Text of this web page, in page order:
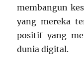
membangun
yang mereka
positif yang
dunia digital.